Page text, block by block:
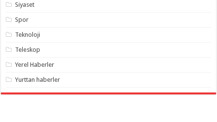
Siyaset
Spor
Teknoloji
Teleskop
Yerel Haberler
Yurttan haberler